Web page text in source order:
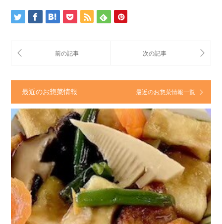
最近のお惣菜情報 最近のお惣菜情報一覧